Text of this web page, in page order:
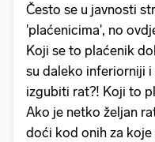
Često se u javnosti
'plaćenicima', no
Koji se to plaćenik
su daleko inferiorniji
izgubiti rat?! Koji to
Ako je netko željan
doći kod onih za